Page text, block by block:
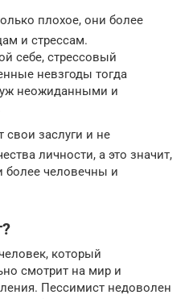
плохое, они более
и стрессам.
себе, стрессовый
невзгоды тогда
уж неожиданными и
свои заслуги и не
личности, а это значит,
более человечны и
который
смотрит на мир и
Пессимист недоволен